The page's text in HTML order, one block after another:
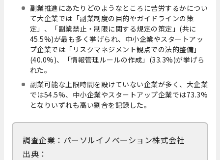
副業推進にあたりどのようなところに苦労するかについ
て大企業では「副業制度の目的やガイドラインの策
定」、「副業禁止・制限に関する規定の策定」(共に
45.5%)が最も多く挙げられ、中小企業やスタートアッ
プ企業では「リスクマネジメント観点での法的整備」
(40.0%)、「情報管理ルールの作成」(33.3%)が挙げら
れた。
副業可能な上限時間を設けていない企業が多く、大企業
では54.5%、中小企業やスタートアップ企業では73.3%
となりいずれも高い割合を記録した。
調査企業：パーソルイノベーション株式会社
出典：